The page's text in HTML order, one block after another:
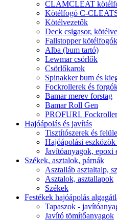
CLAMCLEAT
Kötélfogó C-
Kötélvezetők
Deck csigasor,
Fallstopper kötélfogók
Alba (bum tartó)
Lewmar csörlők
Csörlőkarok
Spinakker bum és
Fockrollerek és
Bamar merev forstag
Bamar Roll Gen
PROFURL
Hajóápolás és javítás
Tisztítószerek és
Hajóápolási
Javítóanyagok, epoxi
Székek, asztalok, párnák
Asztalláb asztaltalp,
Asztalok, asztallapok
Székek
Festékek hajóápolás
Tapaszok -
Javító tömítőanyagok